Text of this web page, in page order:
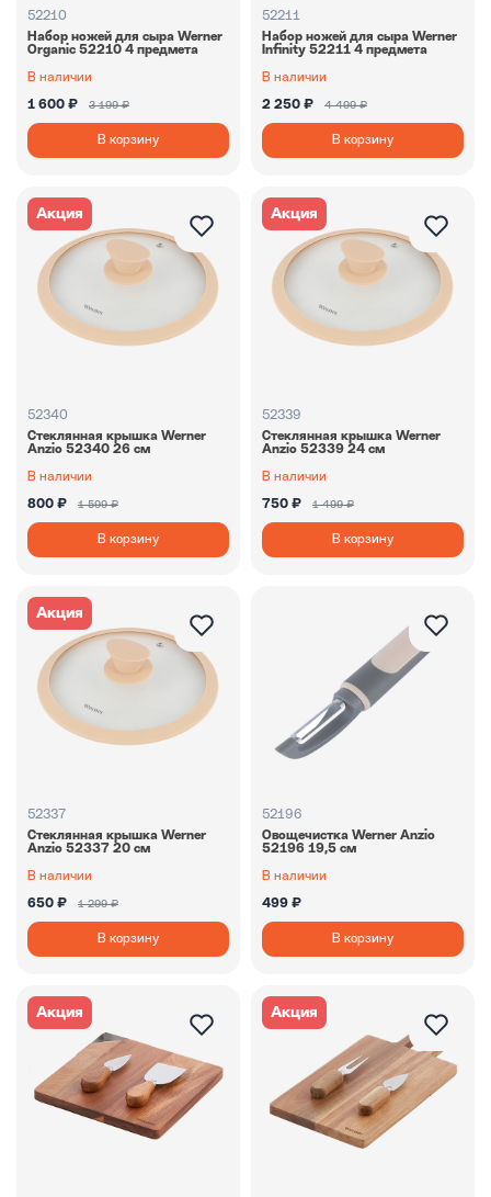
52210
Набор ножей для сыра Werner
Organic 52210 4 предмета
В наличии
1 600 ₽ 3 199 ₽
В корзину
52211
Набор ножей для сыра Werner
Infinity 52211 4 предмета
В наличии
2 250 ₽ 4 499 ₽
В корзину
Акция
52340
Стеклянная крышка Werner
Anzio 52340 26 см
В наличии
800 ₽ 1 599 ₽
В корзину
Акция
52339
Стеклянная крышка Werner
Anzio 52339 24 см
В наличии
750 ₽ 1 499 ₽
В корзину
Акция
52337
Стеклянная крышка Werner
Anzio 52337 20 см
В наличии
650 ₽ 1 299 ₽
В корзину
52196
Овощечистка Werner Anzio
52196 19,5 см
В наличии
499 ₽
В корзину
Акция Акция